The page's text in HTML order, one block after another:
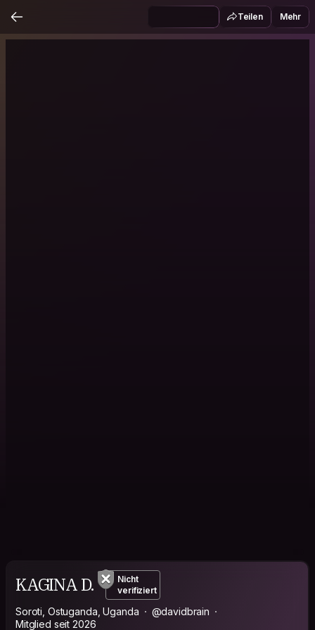
Teilen Mehr
KAGINA D.
Nicht
verifiziert
Soroti, Ostuganda, Uganda
@davidbrain
Mitglied seit 2026